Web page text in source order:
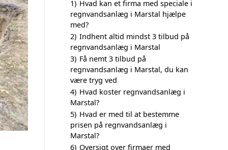
1) Hvad kan et firma med speciale i
regnvandsanlæg i Marstal hjælpe
med?
2) Indhent altid mindst 3 tilbud på
regnvandsanlæg i Marstal
3) Få nemt 3 tilbud på
regnvandsanlæg i Marstal, du kan
være tryg ved
4) Hvad koster regnvandsanlæg i
Marstal?
5) Hvad er med til at bestemme
prisen på regnvandsanlæg i
Marstal?
6) Oversigt over firmaer med